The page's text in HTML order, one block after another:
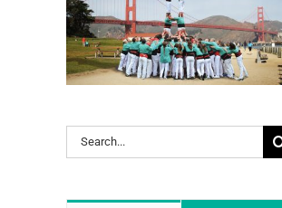
Search
for: